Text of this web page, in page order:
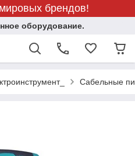
брендов!
оборудование.
Сабельные